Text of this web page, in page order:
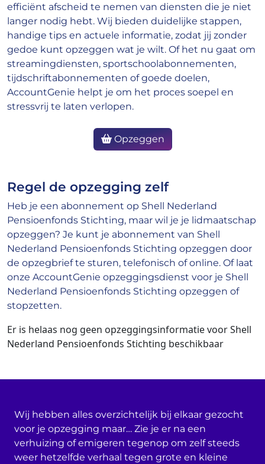
efficiënt afscheid te nemen van diensten die je niet
langer nodig hebt. Wij bieden duidelijke stappen,
handige tips en actuele informatie, zodat jij zonder
gedoe kunt opzeggen wat je wilt. Of het nu gaat om
streamingdiensten, sportschoolabonnementen,
tijdschriftabonnementen of goede doelen,
AccountGenie helpt je om het proces soepel en
stressvrij te laten verlopen.
Opzeggen
Regel de opzegging zelf
Heb je een abonnement op Shell Nederland
Pensioenfonds Stichting, maar wil je je lidmaatschap
opzeggen? Je kunt je abonnement van Shell
Nederland Pensioenfonds Stichting opzeggen door
de opzegbrief te sturen, telefonisch of online. Of laat
onze AccountGenie opzeggingsdienst voor je Shell
Nederland Pensioenfonds Stichting opzeggen of
stopzetten.
Er is helaas nog geen opzeggingsinformatie voor Shell
Nederland Pensioenfonds Stichting beschikbaar
Wij hebben alles overzichtelijk bij elkaar gezocht
voor je opzegging maar… Zie je er na een
verhuizing of emigeren tegenop om zelf steeds
weer hetzelfde verhaal tegen grote en kleine